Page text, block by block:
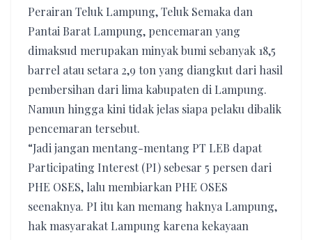
Perairan Teluk Lampung, Teluk Semaka dan
Pantai Barat Lampung, pencemaran yang
dimaksud merupakan minyak bumi sebanyak 18,5
barrel atau setara 2,9 ton yang diangkut dari hasil
pembersihan dari lima kabupaten di Lampung.
Namun hingga kini tidak jelas siapa pelaku dibalik
pencemaran tersebut.
“Jadi jangan mentang-mentang PT LEB dapat
Participating Interest (PI) sebesar 5 persen dari
PHE OSES, lalu membiarkan PHE OSES
seenaknya. PI itu kan memang haknya Lampung,
hak masyarakat Lampung karena kekayaan